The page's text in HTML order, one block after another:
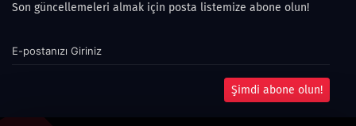
Son güncellemeleri almak için posta listemize abone olun!
Şimdi abone olun!